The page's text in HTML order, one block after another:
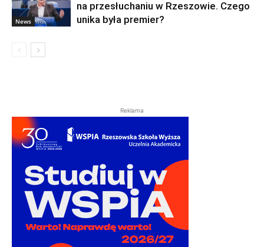
News
na przesłuchaniu w Rzeszowie. Czego
unika była premier?
Reklama